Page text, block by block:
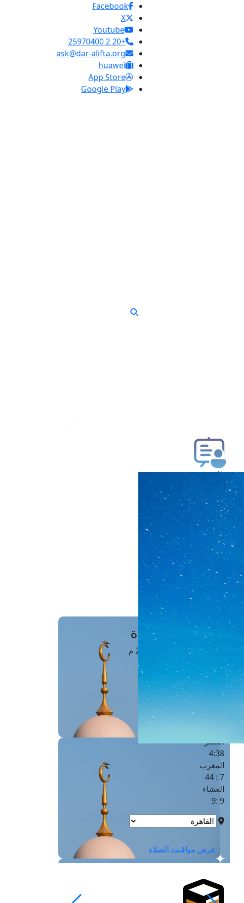
Facebook
X
Youtube
+20 2 25970400
ask@dar-alifta.org
huawei
App Store
Google Play
طلب فتوى
استعلام عن فتوى
حجز موعد
الفتوى الهاتفية
مَواقِيتُ الصَّـــلاة
القاهرة · 07 أغسطس 2026 م
الفجر
4 :41
الشروق
العصر
4:38
المغرب
7 : 44
العشاء
9 :9
عرض مواقيت الصلاة